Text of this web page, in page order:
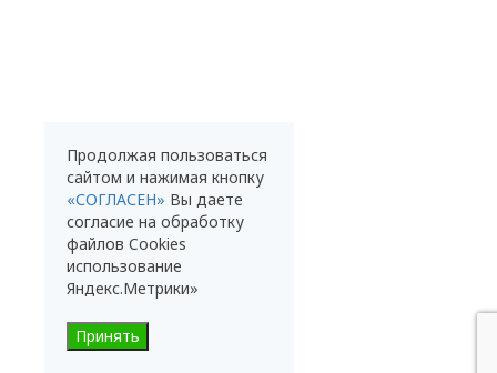
Продолжая пользоваться
сайтом и нажимая кнопку
«СОГЛАСЕН» Вы даете
согласие на обработку
файлов Cookies
использование
Яндекс.Метрики»
Принять